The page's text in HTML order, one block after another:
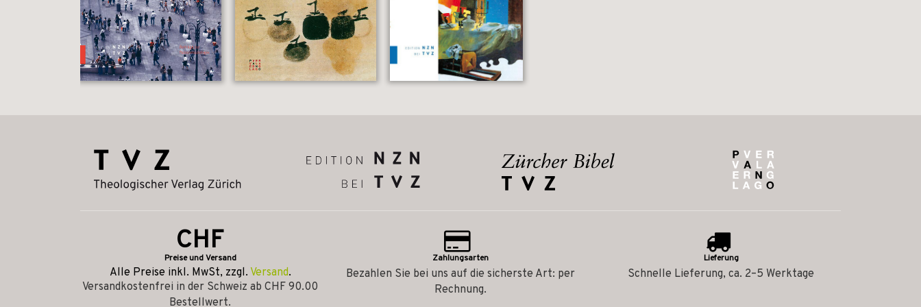
CHF
Preise und Versand
Alle Preise inkl. MwSt, zzgl. Versand.
Versandkostenfrei in der Schweiz ab CHF 90.00
Bestellwert.
Zahlungsarten
Bezahlen Sie bei uns auf die sicherste Art: per
Rechnung.
Lieferung
Schnelle Lieferung, ca. 2–5 Werktage